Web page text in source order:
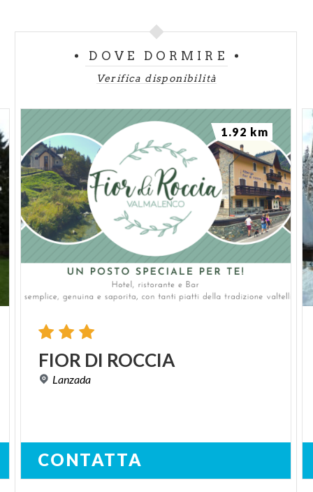
DOVE DORMIRE
Verifica disponibilità
FIOR DI ROCCIA
Lanzada
CONTATTA
1.92 km